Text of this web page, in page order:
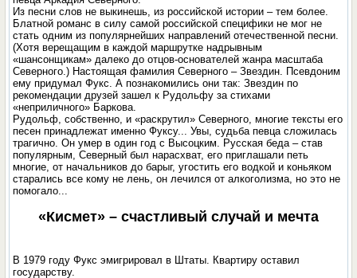
Из песни слов не выкинешь, из российской истории – тем более.
Блатной романс в силу самой российской специфики не мог не
стать одним из популярнейших направлений отечественной песни.
(Хотя верещащим в каждой маршрутке надрывным
«шансонщикам» далеко до отцов-основателей жанра масштаба
Северного.) Настоящая фамилия Северного – Звездин. Псевдоним
ему придумал Фукс. А познакомились они так: Звездин по
рекомендации друзей зашел к Рудольфу за стихами
«неприличного» Баркова.
Рудольф, собственно, и «раскрутил» Северного, многие тексты его
песен принадлежат именно Фуксу... Увы, судьба певца сложилась
трагично. Он умер в один год с Высоцким. Русская беда – став
популярным, Северный был нарасхват, его приглашали петь
многие, от начальников до барыг, угостить его водкой и коньяком
старались все кому не лень, он лечился от алкоголизма, но это не
помогало...
«Кисмет» – счастливый случай и мечта
В 1979 году Фукс эмигрировал в Штаты. Квартиру оставил
государству.